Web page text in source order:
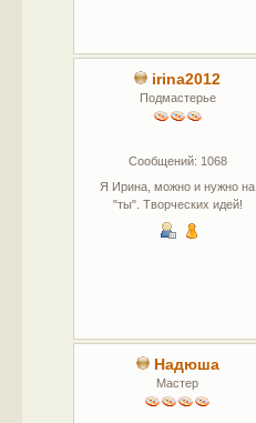
irina2012
Подмастерье
Сообщений: 1068
Я Ирина, можно и нужно на
"ты". Творческих идей!
Надюша
Мастер